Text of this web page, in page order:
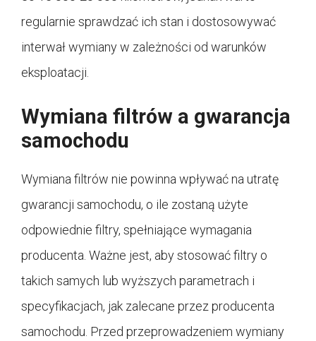
regularnie sprawdzać ich stan i dostosowywać
interwał wymiany w zależności od warunków
eksploatacji.
Wymiana filtrów a gwarancja
samochodu
Wymiana filtrów nie powinna wpływać na utratę
gwarancji samochodu, o ile zostaną użyte
odpowiednie filtry, spełniające wymagania
producenta. Ważne jest, aby stosować filtry o
takich samych lub wyższych parametrach i
specyfikacjach, jak zalecane przez producenta
samochodu. Przed przeprowadzeniem wymiany